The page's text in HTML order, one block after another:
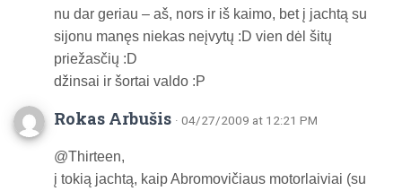
nu dar geriau – aš, nors ir iš kaimo, bet į jachtą su
sijonu manęs niekas neįvytų :D vien dėl šitų
priežasčių :D
džinsai ir šortai valdo :P
Rokas Arbušis · 04/27/2009 at 12:21 PM
@Thirteen,
į tokią jachtą, kaip Abromovičiaus motorlaiviai (su